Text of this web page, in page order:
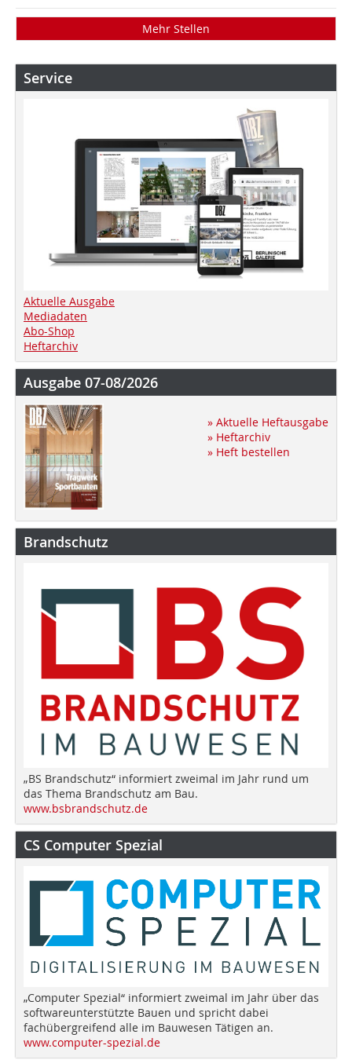
Mehr Stellen
Service
Aktuelle Ausgabe
Mediadaten
Abo-Shop
Heftarchiv
Ausgabe 07-08/2026
» Aktuelle Heftausgabe
» Heftarchiv
» Heft bestellen
Brandschutz
„BS Brandschutz“ informiert zweimal im Jahr rund um
das Thema Brandschutz am Bau.
www.bsbrandschutz.de
CS Computer Spezial
„Computer Spezial“ informiert zweimal im Jahr über das
softwareunterstützte Bauen und spricht dabei
fachübergreifend alle im Bauwesen Tätigen an.
www.computer-spezial.de